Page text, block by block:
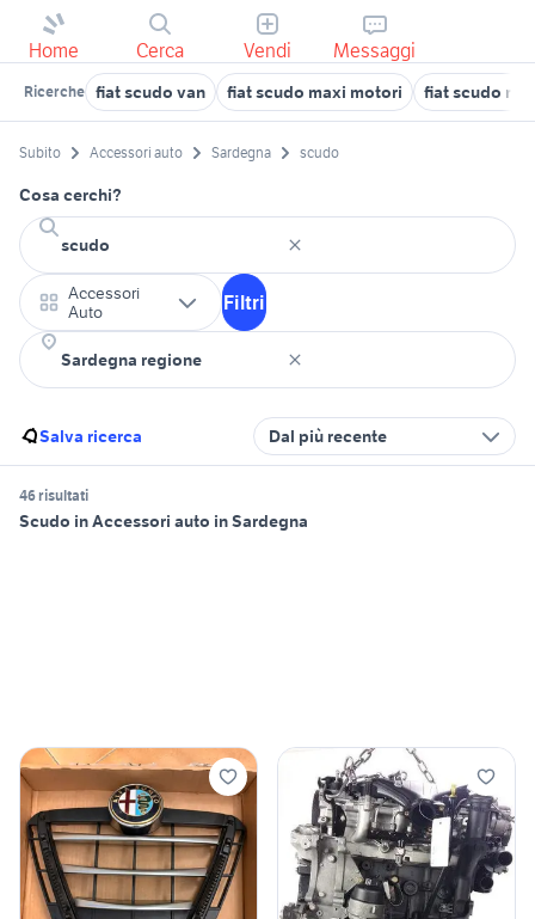
Home Cerca Vendi Messaggi
Ricerche fiat scudo van fiat scudo maxi motori fiat scudo
Subito Accessori auto Sardegna scudo
Cosa cerchi?
Accessori
Auto
Filtri
Salva ricerca Dal più recente
46 risultati
Scudo in Accessori auto in Sardegna